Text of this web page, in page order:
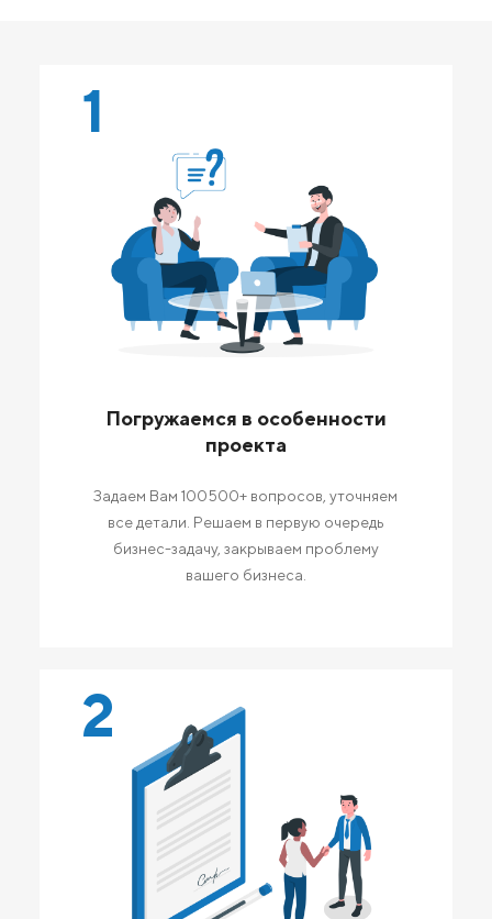
1
Погружаемся в особенности
проекта
Задаем Вам 100500+ вопросов, уточняем
все детали. Решаем в первую очередь
бизнес-задачу, закрываем проблему
вашего бизнеса.
2